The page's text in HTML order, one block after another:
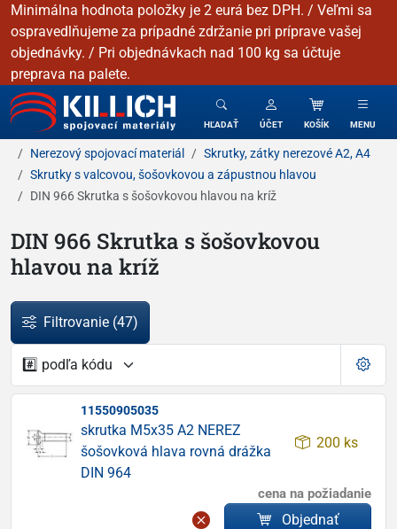
Minimálna hodnota položky je 2 eurá bez DPH. / Veľmi sa
ospravedlňujeme za prípadné zdržanie pri príprave vašej
objednávky. / Pri objednávkach nad 100 kg sa účtuje
preprava na palete.
KILLICH - Spojovacie materiály
HĽADAŤ ÚČET KOŠÍK MENU
Nerezový spojovací materiál
Skrutky, zátky nerezové A2, A4
Skrutky s valcovou, šošovkovou a zápustnou hlavou
DIN 966 Skrutka s šošovkovou hlavou na kríž
DIN 966 Skrutka s šošovkovou
hlavou na kríž
Filtrovanie (47)
11550905035
skrutka M5x35 A2 NEREZ
šošovková hlava rovná drážka
DIN 964
200 ks
cena na požiadanie
Objednať